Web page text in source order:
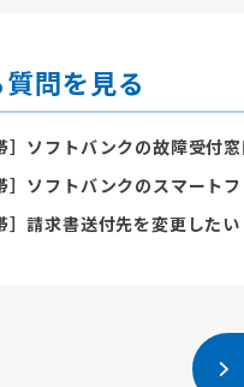
問を見る
］ソフトバンクの故障受付
］ソフトバンクのスマート
］請求書送付先を変更したい